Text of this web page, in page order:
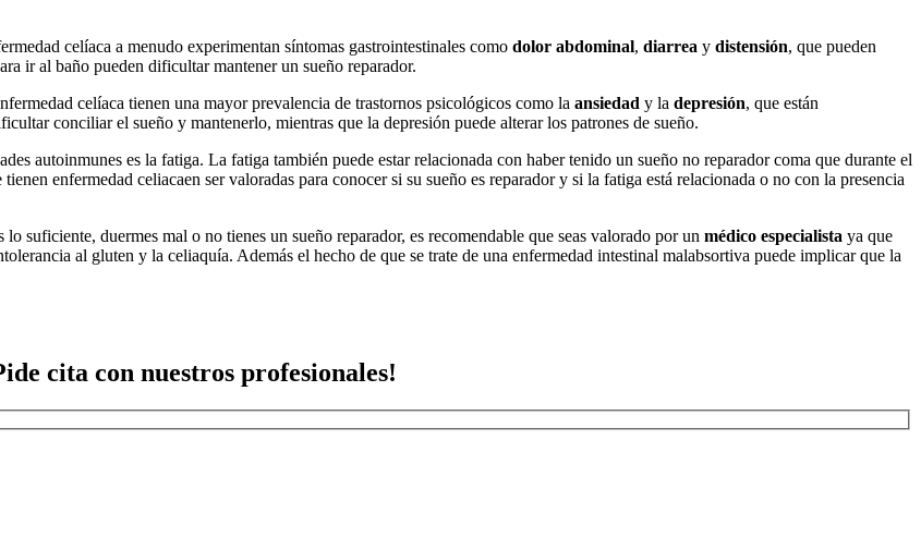
celíaca a menudo experimentan síntomas gastrointestinales como dolor abdominal, diarrea y distensión, que pueden
ir al baño pueden dificultar mantener un sueño reparador.
celíaca tienen una mayor prevalencia de trastornos psicológicos como la ansiedad y la depresión, que están
conciliar el sueño y mantenerlo, mientras que la depresión puede alterar los patrones de sueño.
autoinmunes es la fatiga. La fatiga también puede estar relacionada con haber tenido un sueño no reparador coma que durante el
enfermedad celiacaen ser valoradas para conocer si su sueño es reparador y si la fatiga está relacionada o no con la presencia
suficiente, duermes mal o no tienes un sueño reparador, es recomendable que seas valorado por un médico especialista ya que
al gluten y la celiaquía. Además el hecho de que se trate de una enfermedad intestinal malabsortiva puede implicar que la
cita con nuestros profesionales!